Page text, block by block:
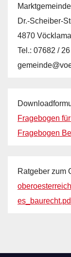
Dr.-Scheiber-
4870
Tel.: 07682 /
Fragebogen
Fragebogen
Ratgeber zum